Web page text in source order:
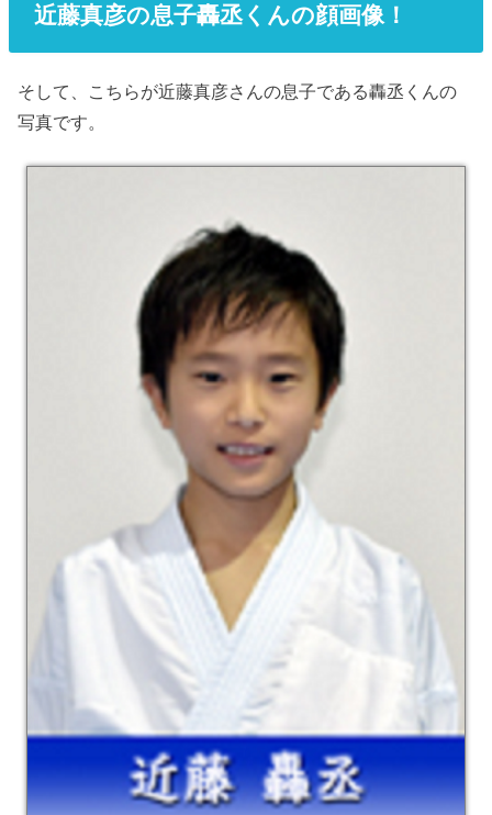
近藤真彦の息子轟丞くんの顔画像！
そして、こちらが近藤真彦さんの息子である轟丞くんの
写真です。